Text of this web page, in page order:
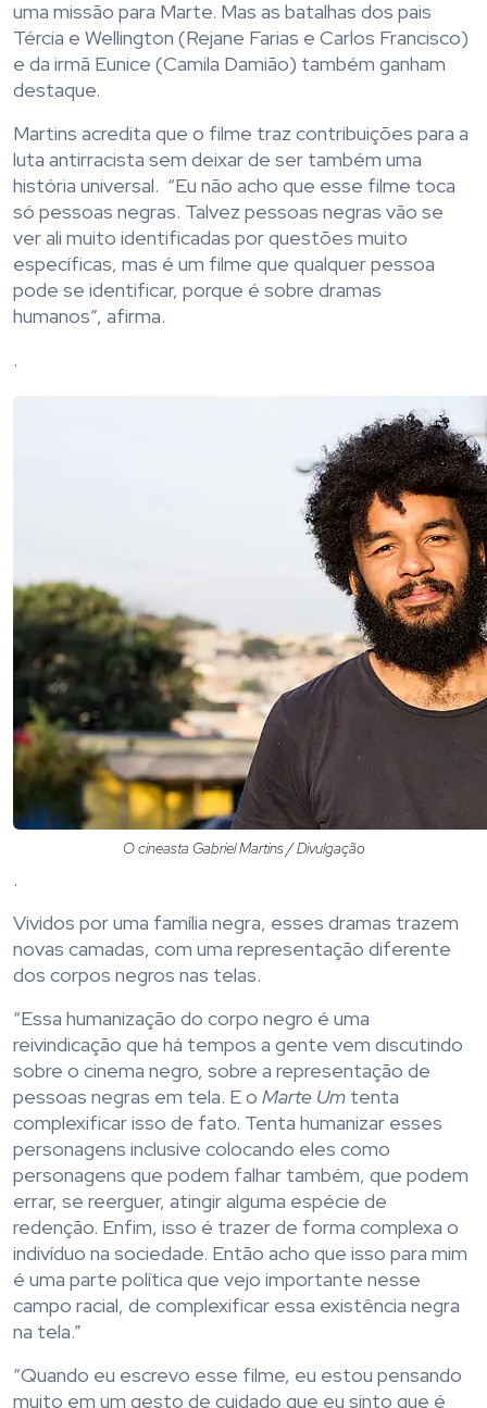
uma missão para Marte. Mas as batalhas dos pais
Tércia e Wellington (Rejane Farias e Carlos Francisco)
e da irmã Eunice (Camila Damião) também ganham
destaque.
Martins acredita que o filme traz contribuições para a
luta antirracista sem deixar de ser também uma
história universal. “Eu não acho que esse filme toca
só pessoas negras. Talvez pessoas negras vão se
ver ali muito identificadas por questões muito
específicas, mas é um filme que qualquer pessoa
pode se identificar, porque é sobre dramas
humanos”, afirma.
.
O cineasta Gabriel Martins / Divulgação
.
Vividos por uma família negra, esses dramas trazem
novas camadas, com uma representação diferente
dos corpos negros nas telas.
“Essa humanização do corpo negro é uma
reivindicação que há tempos a gente vem discutindo
sobre o cinema negro, sobre a representação de
pessoas negras em tela. E o Marte Um tenta
complexificar isso de fato. Tenta humanizar esses
personagens inclusive colocando eles como
personagens que podem falhar também, que podem
errar, se reerguer, atingir alguma espécie de
redenção. Enfim, isso é trazer de forma complexa o
indivíduo na sociedade. Então acho que isso para mim
é uma parte política que vejo importante nesse
campo racial, de complexificar essa existência negra
na tela.”
“Quando eu escrevo esse filme, eu estou pensando
muito em um gesto de cuidado que eu sinto que é